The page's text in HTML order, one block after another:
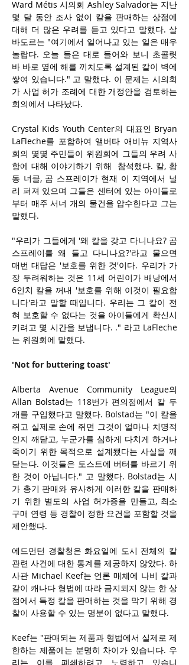
Ward Métis 시의회 Ashley Salvador는 지난
몇 달 동안 조사 없이 칼을 판매하는 상점에
대해 더 많은 우려를 듣고 있다고 말했다. 살
바도르는 "여기에서 일어나고 있는 일은 매우
놀랍다. 오늘 들은 대로 들어와 보니 초콜릿
바 바로 옆에 해를 끼치도록 설계된 칼이 벽에
쌓여 있습니다." 고 말했다. 이 문제는 시의회
가 사업 허가 조례에 대한 개정안을 검토하는
회의에서 나타났다.
Crystal Kids Youth Center의 대표인 Bryan
LaFleche를 포함하여 앨버타 애비뉴 지역사
회의 몇몇 주민들이 위원회에 그들의 우려 사
항에 대해 이야기하기 위해  참석했다. 칼, 황
동 너클, 곰 스프레이가 현재 이 지역에서 널
리 퍼져 있으며 그들은 센터에 있는 아이들로
부터 매주 서너 개의 물건을 압수한다고 그는
말했다.
"우리가 그들에게 '왜 칼을 갖고 다니나요? 곰
스프레이를 왜 들고 다니나요?'라고 물으면
매번 대답은 '보호를 위한 것'이다. 우리가 가
장 두려워하는 것은 11세 어린이가 배낭에서
6인치 칼을 꺼내 '보호를 위해 이것이 필요합
니다'라고 말할 때입니다. 우리는 그 칼이 전
혀 보호할 수 없다는 것을 아이들에게 확신시
키려고 몇 시간을 보냅니다. ." 라고 LaFleche
는 위원회에 말했다.
'Not for buttering toast'
Alberta Avenue Community League의
Allan Bolstad는 118번가 편의점에서 칼 두
개를 구입했다고 말했다. Bolstad는 "이 칼을
쥐고 실제로 손에 쥐면 그것이 얼마나 치명적
인지 깨닫고, 누군가를 심하게 다치게 하거나
죽이기 위한 목적으로 설계됐다는 사실을 깨
닫는다. 이것들은 토스트에 버터를 바르기 위
한 것이 아닙니다." 고 말했다. Bolstad는 시
가 총기 판매와 유사하게 이러한 칼을 판매하
기 위한 별도의 사업 허가증을 만들고, 최소
구매 연령 등 경찰이 정한 요건을 포함할 것을
제안했다.
에드먼턴 경찰청은 화요일에 도시 전체의 칼
관련 사건에 대한 통계를 제공하지 않았다. 하
사관 Michael Keef는 언론 매체에 나비 칼과
같이 캐나다 형법에 따라 금지되지 않는 한 상
점에서 특정 칼을 판매하는 것을 막기 위해 경
찰이 사용할 수 있는 명분이 없다고 말했다.
Keef는 "판매되는 제품과 형법에서 실제로 제
한하는 제품에는 분명히 차이가 있습니다. 우
리는 이를 폐쇄하려고 노력하고 있습니